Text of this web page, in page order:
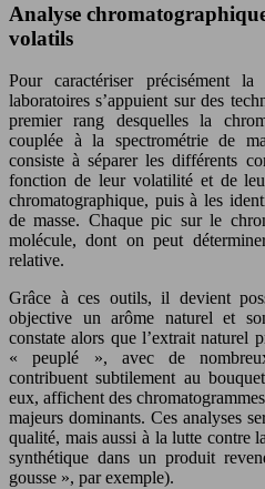
Analyse
volatils
Pour caractériser précisément
laboratoires s’appuient sur des
premier rang desquelles la
couplée à la spectrométrie de
consiste à séparer les différents
fonction de leur volatilité et de
chromatographique, puis à les
de masse. Chaque pic sur le
molécule, dont on peut
relative.
Grâce à ces outils, il devient
objective un arôme naturel et
constate alors que l’extrait naturel
« peuplé », avec de
contribuent subtilement au
eux, affichent des
majeurs dominants. Ces analyses
qualité, mais aussi à la lutte contre
synthétique dans un produit
gousse », par exemple).